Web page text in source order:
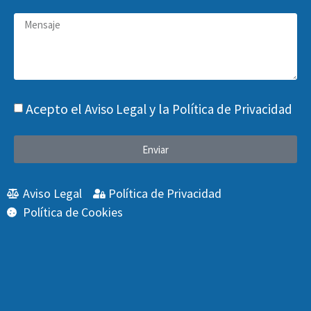
Acepto el Aviso Legaly la Política de Privacidad
Enviar
Aviso Legal
Política de Privacidad
Política de Cookies